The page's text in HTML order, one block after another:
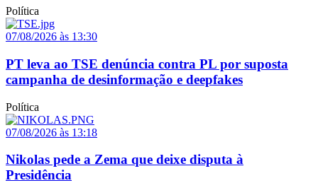
Política
07/08/2026 às 13:30
PT leva ao TSE denúncia contra PL por suposta
campanha de desinformação e deepfakes
Política
07/08/2026 às 13:18
Nikolas pede a Zema que deixe disputa à
Presidência